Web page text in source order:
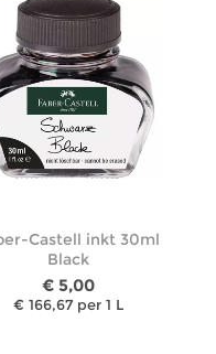
Castell inkt 30ml
Black
€ 5,00
€ 166,67 per 1 L